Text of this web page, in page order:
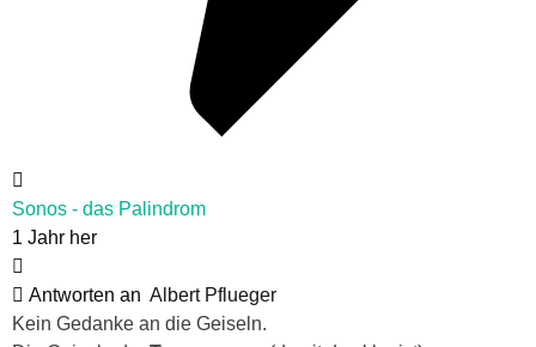
Sonos - das Palindrom
1 Jahr her
Antworten an Albert Pflueger
Kein Gedanke an die Geiseln.